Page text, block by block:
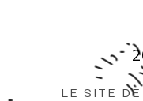
LE SITE DE